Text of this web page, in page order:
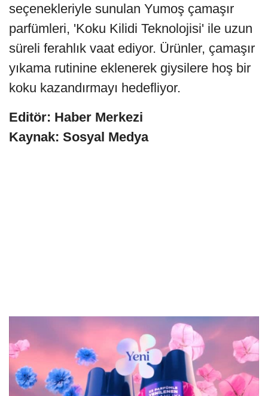
seçenekleriyle sunulan Yumoş çamaşır
parfümleri, 'Koku Kilidi Teknolojisi' ile uzun
süreli ferahlık vaat ediyor. Ürünler, çamaşır
yıkama rutinine eklenerek giysilere hoş bir
koku kazandırmayı hedefliyor.
Editör: Haber Merkezi
Kaynak: Sosyal Medya